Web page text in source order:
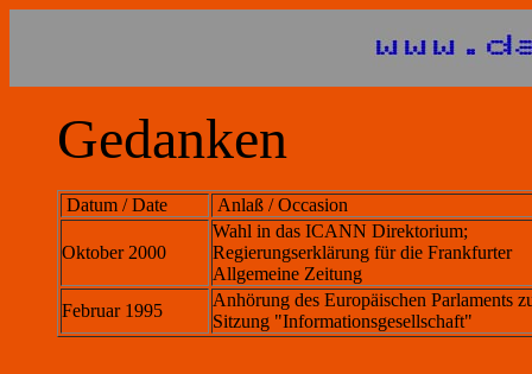
Gedanken
Datum / Date Anlaß / Occasion
Oktober 2000
Wahl in das ICANN Direktorium;
Regierungserklärung für die Frankfurter
Allgemeine Zeitung
Februar 1995
Anhörung des Europäischen Parlaments
Sitzung "Informationsgesellschaft"